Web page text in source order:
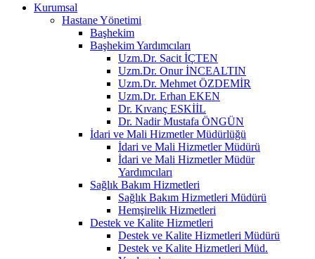
Kurumsal
Hastane Yönetimi
Başhekim
Başhekim Yardımcıları
Uzm.Dr. Sacit İÇTEN
Uzm.Dr. Onur İNCEALTIN
Uzm.Dr. Mehmet ÖZDEMİR
Uzm.Dr. Erhan EKEN
Dr. Kıvanç ESKİİL
Dr. Nadir Mustafa ÖNGÜN
İdari ve Mali Hizmetler Müdürlüğü
İdari ve Mali Hizmetler Müdürü
İdari ve Mali Hizmetler Müdür
Yardımcıları
Sağlık Bakım Hizmetleri
Sağlık Bakım Hizmetleri Müdürü
Hemşirelik Hizmetleri
Destek ve Kalite Hizmetleri
Destek ve Kalite Hizmetleri Müdürü
Destek ve Kalite Hizmetleri Müd.